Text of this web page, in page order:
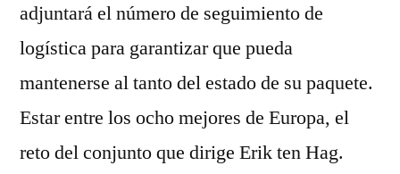
adjuntará el número de seguimiento de
logística para garantizar que pueda
mantenerse al tanto del estado de su paquete.
Estar entre los ocho mejores de Europa, el
reto del conjunto que dirige Erik ten Hag.